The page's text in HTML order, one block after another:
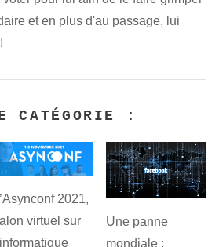
et en plus d'au passage, lui
CATÉGORIE :
2021,
virtuel sur
Une panne
mondiale :